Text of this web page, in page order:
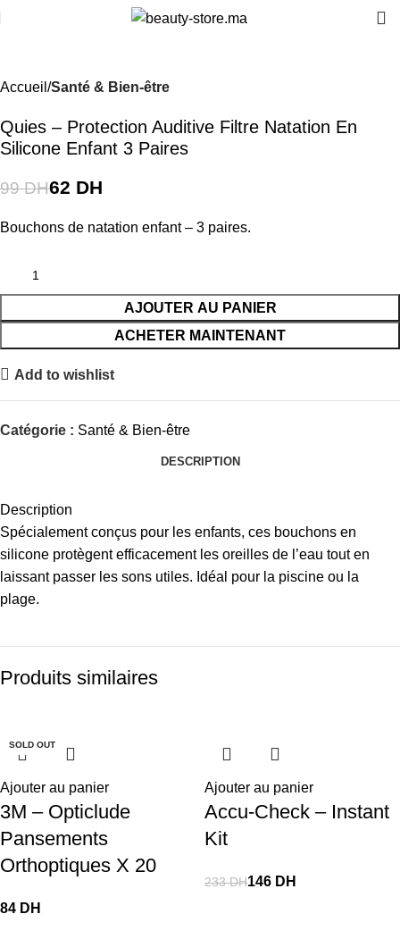
Accueil Santé & Bien-être
Quies – Protection Auditive Filtre Natation En
Silicone Enfant 3 Paires
99DH62 DH
Bouchons de natation enfant – 3 paires.
AJOUTER AU PANIER
ACHETER MAINTENANT
Add to wishlist
Catégorie : Santé & Bien-être
DESCRIPTION
Description
Spécialement conçus pour les enfants, ces bouchons en
silicone protègent efficacement les oreilles de l’eau tout en
laissant passer les sons utiles. Idéal pour la piscine ou la
plage.
Produits similaires
Ajouter au panier
3M – Opticlude
Pansements
Orthoptiques X 20
DH
Ajouter au panier
Accu-Check – Instant
Kit
233DH146 DH
SOLD OUT